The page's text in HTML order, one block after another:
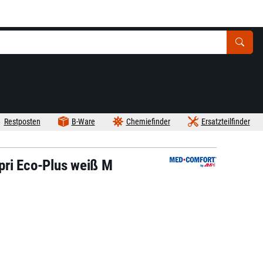
Ersatzteilfinder
Chemiefinder
B-Ware
Restposten
Eco-Plus weiß M